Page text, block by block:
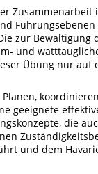
zur
und
Übung nur auf
geeignete
die
und dem